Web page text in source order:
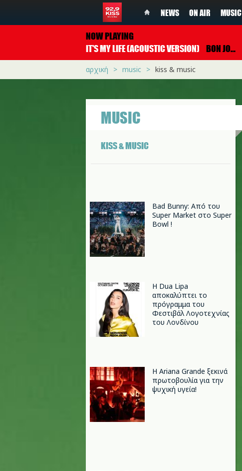
NEWS ON AIR MUSIC
NOW PLAYING
IT'S MY LIFE (ACOUSTIC VERSION)
BON JOVI
αρχική music kiss & music
MUSIC
KISS & MUSIC
Bad Bunny: Από του
Super Market στο Super
Bowl !
Η Dua Lipa
αποκαλύπτει το
πρόγραμμα του
Φεστιβάλ Λογοτεχνίας
του Λονδίνου
Η Ariana Grande ξεκινά
πρωτοβουλία για την
ψυχική υγεία!